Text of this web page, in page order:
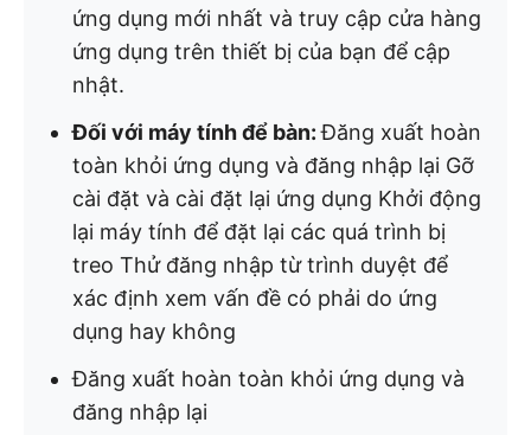
ứng dụng mới nhất và truy cập cửa hàng
ứng dụng trên thiết bị của bạn để cập
nhật.
Đối với máy tính để bàn:Đăng xuất hoàn
toàn khỏi ứng dụng và đăng nhập lại Gỡ
cài đặt và cài đặt lại ứng dụng Khởi động
lại máy tính để đặt lại các quá trình bị
treo Thử đăng nhập từ trình duyệt để
xác định xem vấn đề có phải do ứng
dụng hay không
Đăng xuất hoàn toàn khỏi ứng dụng và
đăng nhập lại